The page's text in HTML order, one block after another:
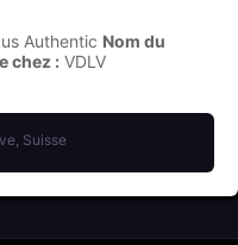
Authentic Nom du
chez : VDLV
Suisse